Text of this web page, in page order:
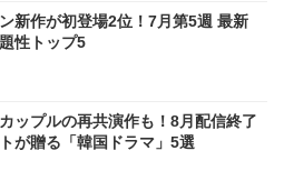
新作が初登場2位！7月第5週 最新
性トップ5
カップルの再共演作も！8月配信終了
が贈る「韓国ドラマ」5選